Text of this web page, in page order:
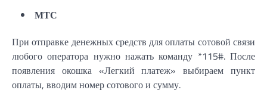
МТС
При отправке денежных средств для оплаты сотовой связи
любого оператора нужно нажать команду *115#. После
появления окошка «Легкий платеж» выбираем пункт
оплаты, вводим номер сотового и сумму.